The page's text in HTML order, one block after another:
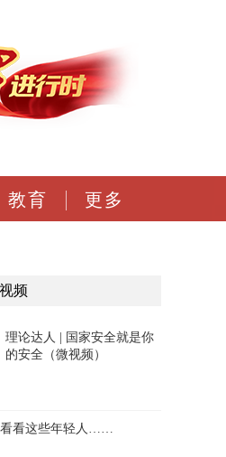
教育 更多
频
理论达人 | 国家安全就是你
的安全（微视频）
看看这些年轻人……